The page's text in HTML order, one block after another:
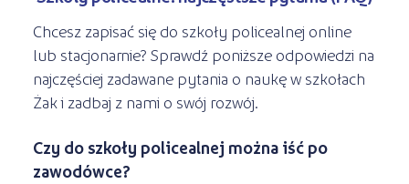
Chcesz zapisać się do szkoły policealnej online
lub stacjonarnie? Sprawdź poniższe odpowiedzi na
najczęściej zadawane pytania o naukę w szkołach
Żak i zadbaj z nami o swój rozwój.
Czy do szkoły policealnej można iść po
zawodówce?